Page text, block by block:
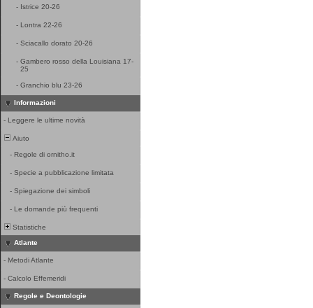
- Istrice 20-26
- Lontra 22-26
- Sciacallo dorato 20-26
- Gambero rosso della Louisiana 17-
25
- Granchio blu 23-26
Informazioni
- Leggere le ultime novità
Aiuto
- Regole di ornitho.it
- Specie a pubblicazione limitata
- Spiegazione dei simboli
- Le domande più frequenti
Statistiche
Atlante
- Metodi Atlante
- Calcolo Effemeridi
Regole e Deontologie